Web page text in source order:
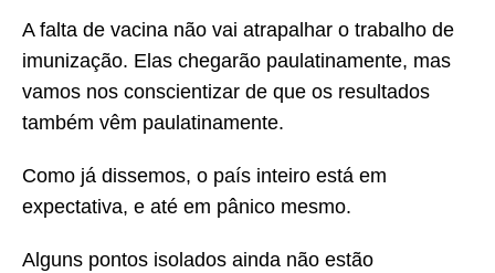
A falta de vacina não vai atrapalhar o trabalho de
imunização. Elas chegarão paulatinamente, mas
vamos nos conscientizar de que os resultados
também vêm paulatinamente.
Como já dissemos, o país inteiro está em
expectativa, e até em pânico mesmo.
Alguns pontos isolados ainda não estão